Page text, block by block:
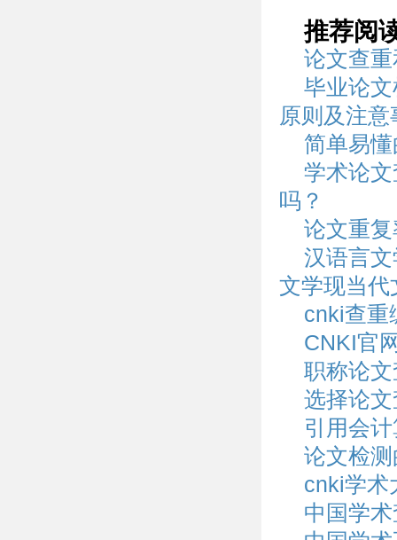
推荐阅
论文查
毕业论
原则及注意
简单易
学术论
吗？
论文重
汉语言
文学现当代
cnki查重
CNKI官
职称论
选择论
引用会
论文检
cnki学术
中国学